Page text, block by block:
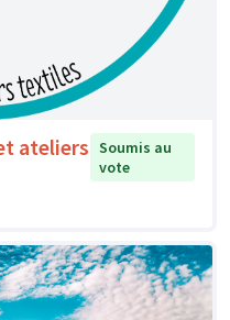
ateliers Soumis au
vote